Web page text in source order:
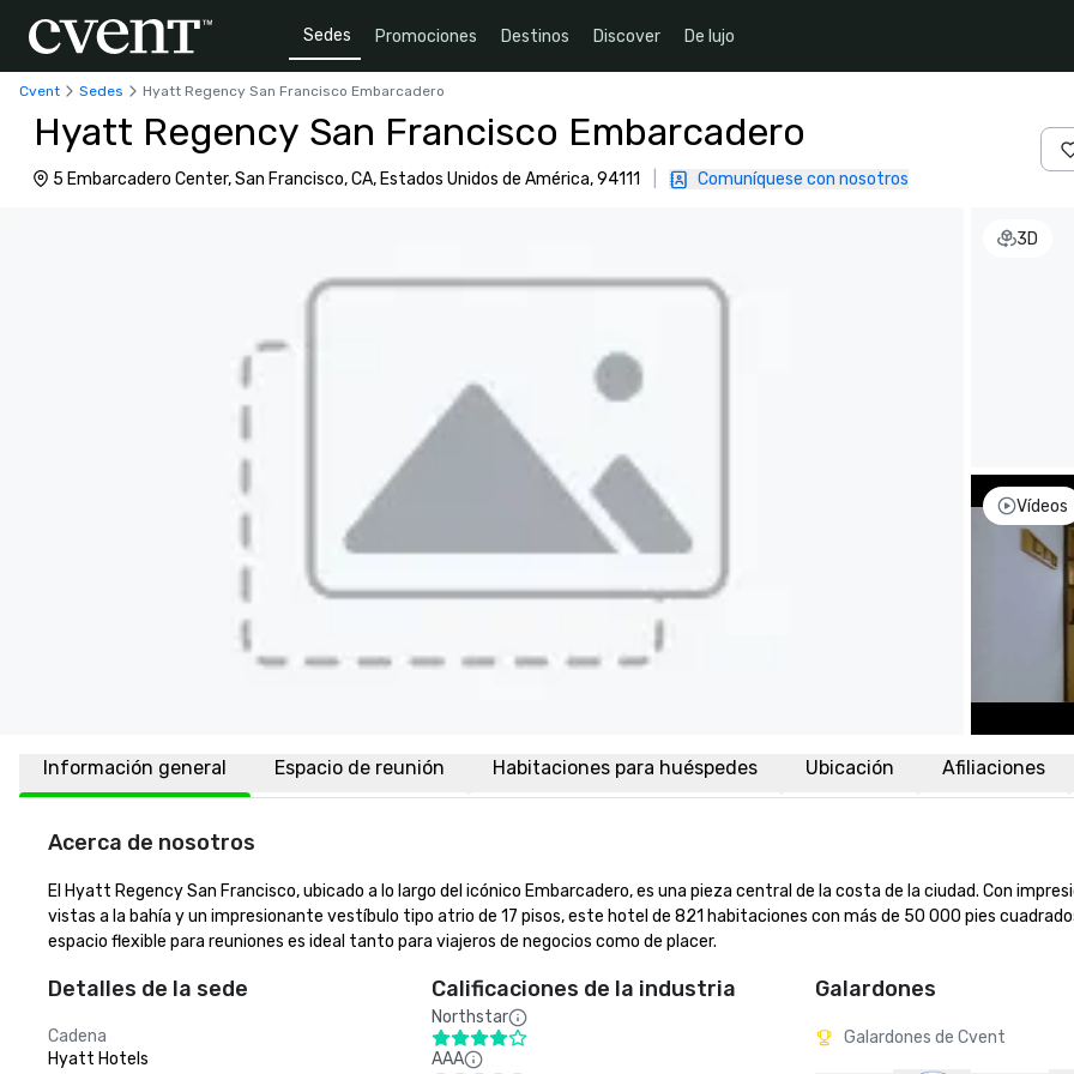
Sedes Promociones Destinos Discover De lujo
Cvent Sedes Hyatt Regency San Francisco Embarcadero
Hyatt Regency San Francisco Embarcadero
5 Embarcadero Center, San Francisco, CA, Estados Unidos de América, 94111 Comuníquese con nosotros
3D
Vídeos
Información general Espacio de reunión Habitaciones para huéspedes Ubicación Afiliaciones
Acerca de nosotros
El Hyatt Regency San Francisco, ubicado a lo largo del icónico Embarcadero, es una pieza central de la costa de la ciudad. Con
vistas a la bahía y un impresionante vestíbulo tipo atrio de 17 pisos, este hotel de 821 habitaciones con más de 50 000 pies
espacio flexible para reuniones es ideal tanto para viajeros de negocios como de placer.
Detalles de la sede
Cadena
Hyatt Hotels
Calificaciones de la industria
Northstar
AAA
Galardones
Galardones de Cvent